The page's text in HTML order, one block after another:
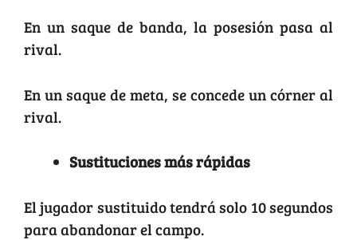
En un saque de banda, la posesión pasa al
rival.
En un saque de meta, se concede un córner al
rival.
Sustituciones más rápidas
El jugador sustituido tendrá solo 10 segundos
para abandonar el campo.